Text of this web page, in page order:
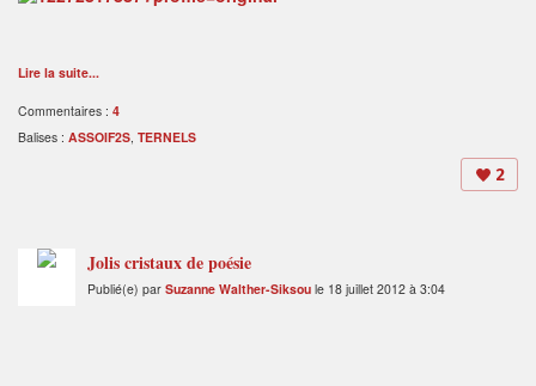
Lire la suite...
Commentaires : 4
Balises : ASSOIF2S, TERNELS
2
Jolis cristaux de poésie
Publié(e) par Suzanne Walther-Siksou le 18 juillet 2012 à 3:04